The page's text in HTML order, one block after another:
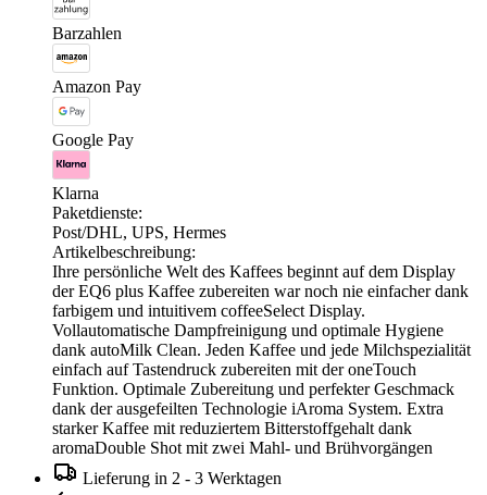
Barzahlen
Amazon Pay
Google Pay
Klarna
Paketdienste:
Post/DHL, UPS, Hermes
Artikelbeschreibung:
Ihre persönliche Welt des Kaffees beginnt auf dem Display
der EQ6 plus Kaffee zubereiten war noch nie einfacher dank
farbigem und intuitivem coffeeSelect Display.
Vollautomatische Dampfreinigung und optimale Hygiene
dank autoMilk Clean. Jeden Kaffee und jede Milchspezialität
einfach auf Tastendruck zubereiten mit der oneTouch
Funktion. Optimale Zubereitung und perfekter Geschmack
dank der ausgefeilten Technologie iAroma System. Extra
starker Kaffee mit reduziertem Bitterstoffgehalt dank
aromaDouble Shot mit zwei Mahl- und Brühvorgängen
Lieferung in 2 - 3 Werktagen